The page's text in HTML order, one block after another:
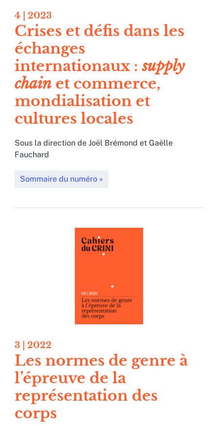
4 | 2023
Crises et défis dans les
échanges
internationaux :supply
chain et commerce,
mondialisation et
cultures locales
Sous la direction de Joël Brémond et Gaëlle
Fauchard
Sommaire du numéro
3 | 2022
Les normes de genre à
l’épreuve de la
représentation des
corps